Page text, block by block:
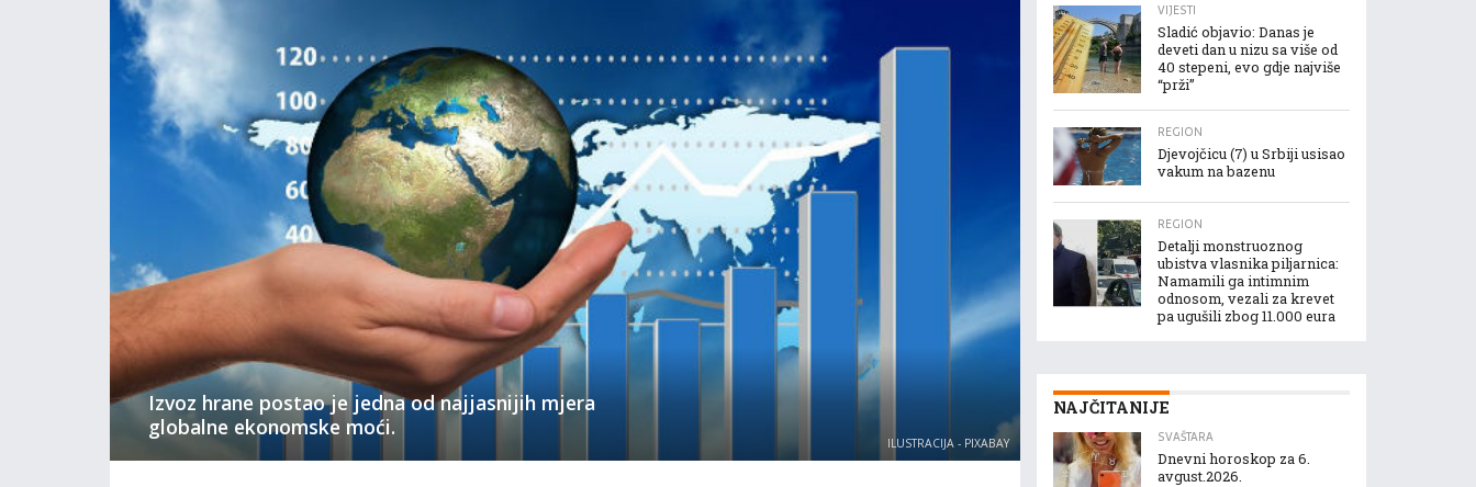
Izvoz hrane postao je jedna od najjasnijih mjera
globalne ekonomske moći.
ILUSTRACIJA - PIXABAY
VIJESTI
Sladić objavio: Danas je
deveti dan u nizu sa više od
40 stepeni, evo gdje najviše
“prži”
REGION
Djevojčicu (7) u Srbiji usisao
vakum na bazenu
REGION
Detalji monstruoznog
ubistva vlasnika piljarnica:
Namamili ga intimnim
odnosom, vezali za krevet
pa ugušili zbog 11.000 eura
NAJČITANIJE
SVAŠTARA
Dnevni horoskop za 6.
avgust.2026.